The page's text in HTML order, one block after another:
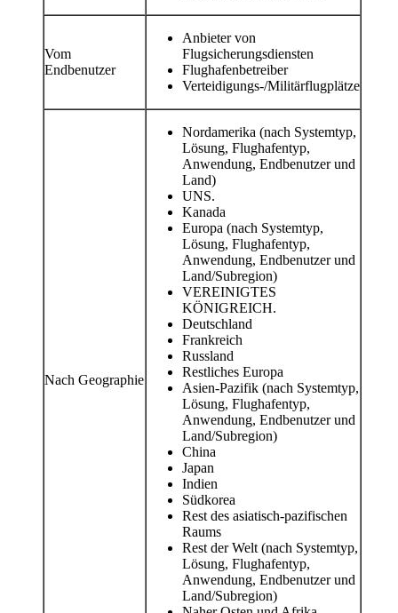
Vom
Endbenutzer
Anbieter von
Flugsicherungsdiensten
Flughafenbetreiber
Verteidigungs-/Militärflugplätze
Nach Geographie
Nordamerika (nach Systemtyp,
Lösung, Flughafentyp,
Anwendung, Endbenutzer und
Land)
UNS.
Kanada
Europa (nach Systemtyp,
Lösung, Flughafentyp,
Anwendung, Endbenutzer und
Land/Subregion)
VEREINIGTES
KÖNIGREICH.
Deutschland
Frankreich
Russland
Restliches Europa
Asien-Pazifik (nach Systemtyp,
Lösung, Flughafentyp,
Anwendung, Endbenutzer und
Land/Subregion)
China
Japan
Indien
Südkorea
Rest des asiatisch-pazifischen
Raums
Rest der Welt (nach Systemtyp,
Lösung, Flughafentyp,
Anwendung, Endbenutzer und
Land/Subregion)